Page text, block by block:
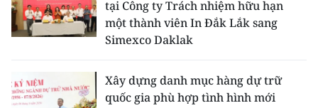
tại Công ty Trách nhiệm hữu hạn
một thành viên In Đắk Lắk sang
Simexco Daklak
Xây dựng danh mục hàng dự trữ
quốc gia phù hợp tình hình mới